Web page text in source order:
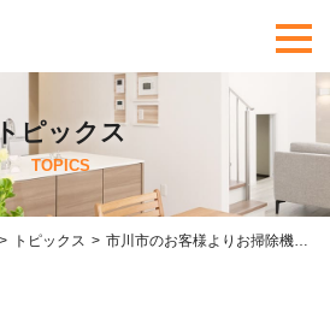
トピックス
TOPICS
トピックス 市川市のお客様よりお掃除機能付きエアコンのスタンダード洗浄ご依頼いただきました